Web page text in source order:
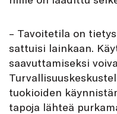
– Tavoitetila on
sattuisi lainkaan.
saavuttamiseksi
tuokioiden
tapoja lähteä